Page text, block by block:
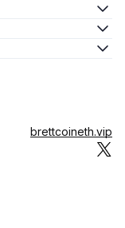
brettcoineth.vip